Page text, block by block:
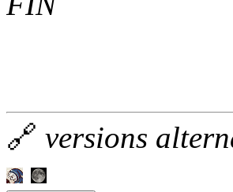
🔗 versions